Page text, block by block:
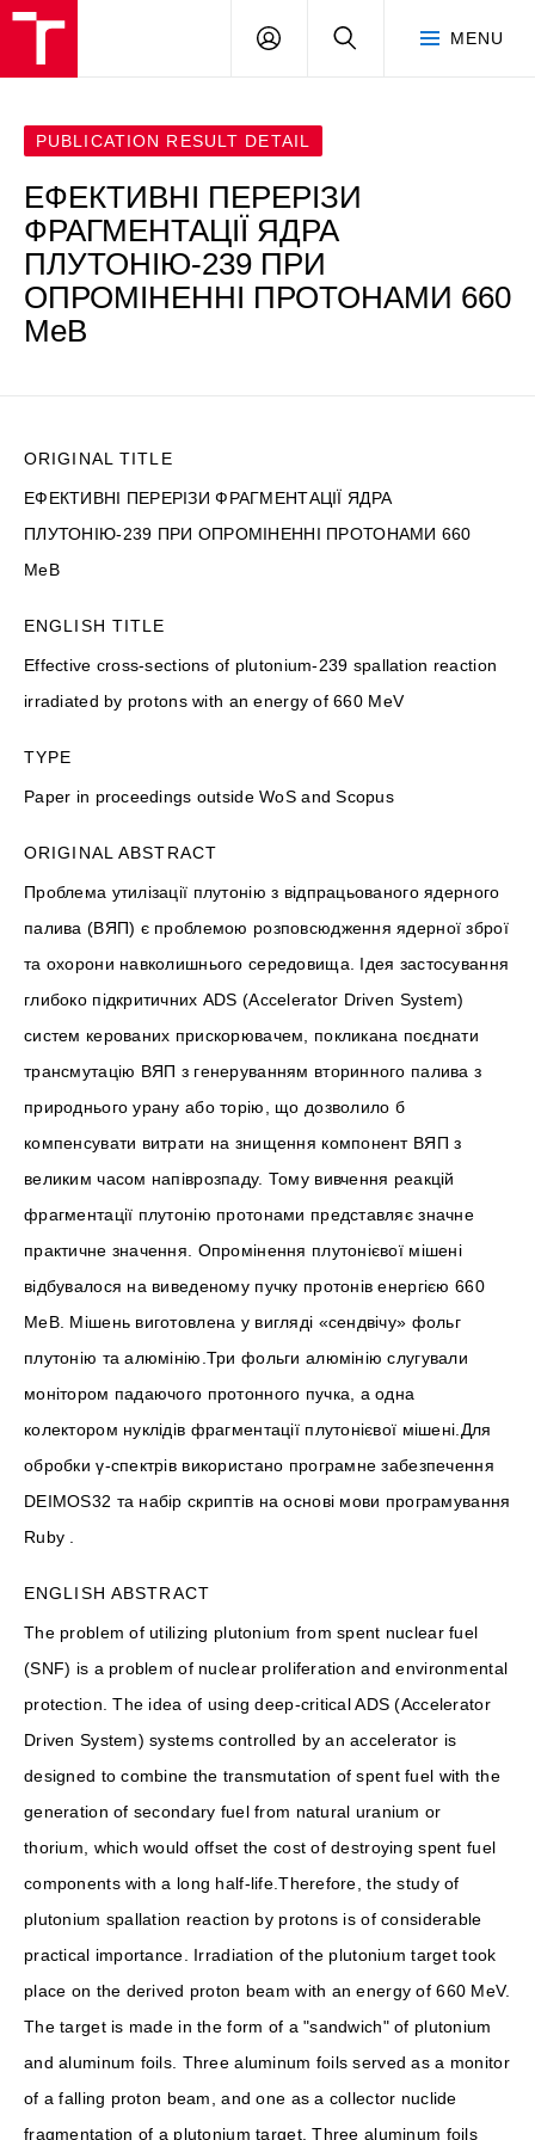
MENU
LOG
SEARCH
PUBLICATION RESULT DETAIL
ЕФЕКТИВНІ ПЕРЕРІЗИ
ФРАГМЕНТАЦІЇ ЯДРА
ПЛУТОНІЮ-239 ПРИ
ОПРОМІНЕННІ ПРОТОНАМИ 660
МеВ
ORIGINAL TITLE
ЕФЕКТИВНІ ПЕРЕРІЗИ ФРАГМЕНТАЦІЇ ЯДРА
ПЛУТОНІЮ-239 ПРИ ОПРОМІНЕННІ ПРОТОНАМИ 660
МеВ
ENGLISH TITLE
Effective cross-sections of plutonium-239 spallation reaction
irradiated by protons with an energy of 660 MeV
TYPE
Paper in proceedings outside WoS and Scopus
ORIGINAL ABSTRACT
Проблема утилізації плутонію з відпрацьованого ядерного
палива (ВЯП) є проблемою розповсюдження ядерної зброї
та охорони навколишнього середовища. Ідея застосування
глибоко підкритичних ADS (Accelerator Driven System)
систем керованих прискорювачем, покликана поєднати
трансмутацію ВЯП з генеруванням вторинного палива з
природнього урану або торію, що дозволило б
компенсувати витрати на знищення компонент ВЯП з
великим часом напіврозпаду. Тому вивчення реакцій
фрагментації плутонію протонами представляє значне
практичне значення. Опромінення плутонієвої мішені
відбувалося на виведеному пучку протонів енергією 660
МеВ. Мішень виготовлена у вигляді «сендвічу» фольг
плутонію та алюмінію.Три фольги алюмінію слугували
монітором падаючого протонного пучка, а одна
колектором нуклідів фрагментації плутонієвої мішені.Для
обробки γ-спектрів використано програмне забезпечення
DEIMOS32 та набір скриптів на основі мови програмування
Ruby .
ENGLISH ABSTRACT
The problem of utilizing plutonium from spent nuclear fuel
(SNF) is a problem of nuclear proliferation and environmental
protection. The idea of ​​using deep-critical ADS (Accelerator
Driven System) systems controlled by an accelerator is
designed to combine the transmutation of spent fuel with the
generation of secondary fuel from natural uranium or
thorium, which would offset the cost of destroying spent fuel
components with a long half-life.Therefore, the study of
plutonium spallation reaction by protons is of considerable
practical importance. Irradiation of the plutonium target took
place on the derived proton beam with an energy of 660 MeV.
The target is made in the form of a "sandwich" of plutonium
and aluminum foils. Three aluminum foils served as a monitor
of a falling proton beam, and one as a collector nuclide
fragmentation of a plutonium target. Three aluminum foils